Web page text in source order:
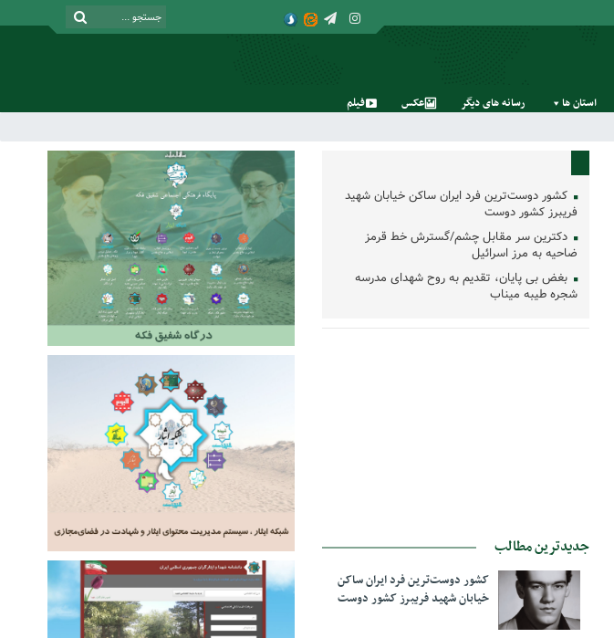
استان‌ ها رسانه‌ های‌ دیگر عکس فیلم
کشور دوست‌ترین فرد ایران ساکن خیابان شهید
فریبرز کشور دوست
دکترین سر مقابل چشم/گسترش خط قرمز
ضاحیه به مرز اسرائیل
بغض بی پایان، تقدیم به روح شهدای مدرسه
شجره طیبه میناب
جدیدترین مطالب
کشور دوست‌ترین فرد ایران ساکن
خیابان شهید فریبرز کشور دوست